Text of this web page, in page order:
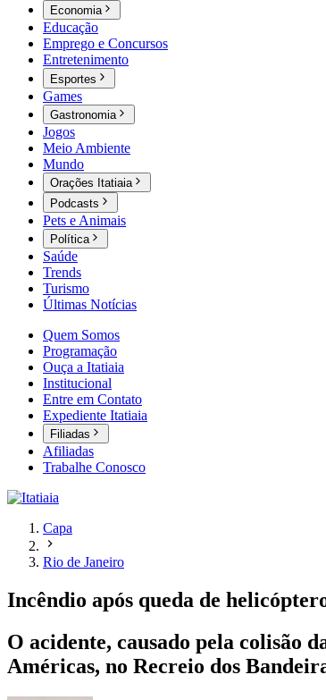
Economia
Educação
Emprego e Concursos
Entretenimento
Esportes
Games
Gastronomia
Jogos
Meio Ambiente
Mundo
Orações Itatiaia
Podcasts
Pets e Animais
Política
Saúde
Trends
Turismo
Últimas Notícias
Quem Somos
Programação
Ouça a Itatiaia
Institucional
Entre em Contato
Expediente Itatiaia
Filiadas
Afiliadas
Trabalhe Conosco
Capa
Rio de Janeiro
Incêndio após queda de
O acidente, causado pela colisão
Américas, no Recreio dos